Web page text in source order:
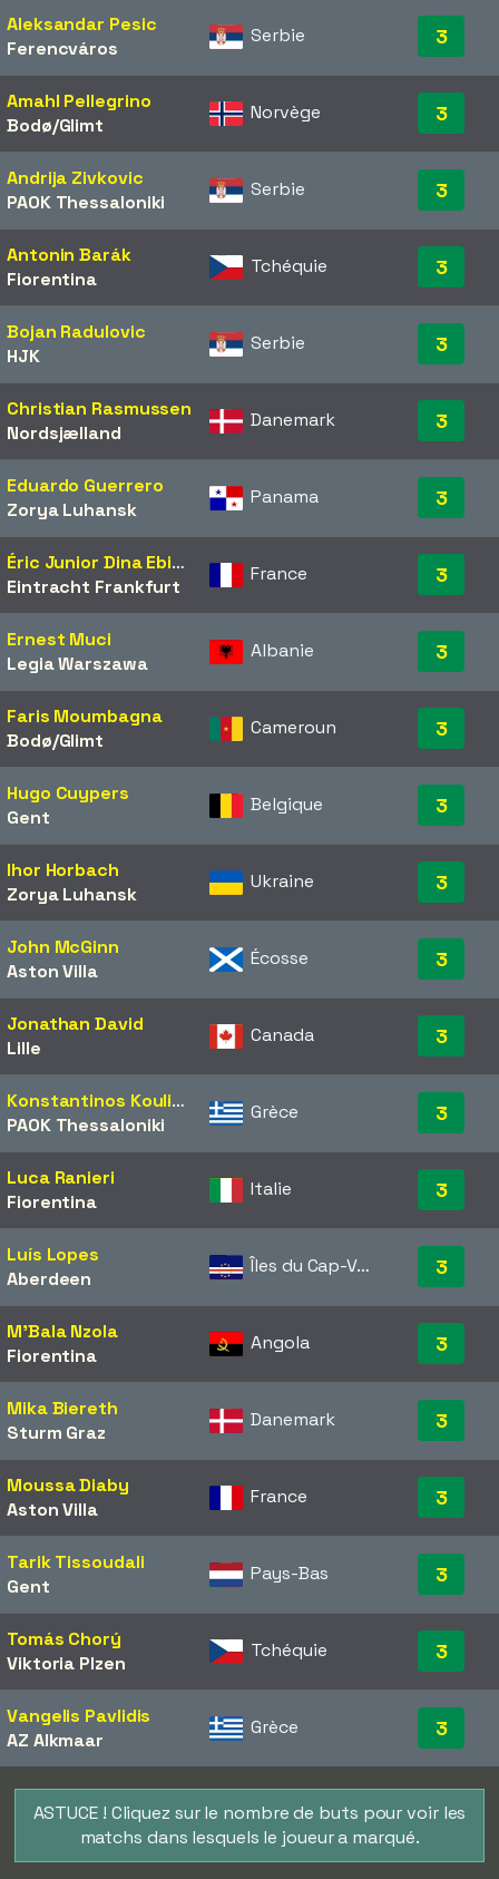
Aleksandar Pesic
Ferencváros
Serbie 3
Amahl Pellegrino
Bodø/Glimt
Norvège 3
Andrija Zivkovic
PAOK Thessaloniki
Serbie 3
Antonin Barák
Fiorentina
Tchéquie 3
Bojan Radulovic
HJK
Serbie 3
Christian Rasmussen
Nordsjælland
Danemark 3
Eduardo Guerrero
Zorya Luhansk
Panama 3
Éric Junior Dina Ebimbe
Eintracht Frankfurt
France 3
Ernest Muci
Legia Warszawa
Albanie 3
Faris Moumbagna
Bodø/Glimt
Cameroun 3
Hugo Cuypers
Gent
Belgique 3
Ihor Horbach
Zorya Luhansk
Ukraine 3
John McGinn
Aston Villa
Écosse 3
Jonathan David
Lille
Canada 3
Konstantinos Koulierakis
PAOK Thessaloniki
Grèce 3
Luca Ranieri
Fiorentina
Italie 3
Luís Lopes
Aberdeen
Îles du Cap-Vert 3
M'Bala Nzola
Fiorentina
Angola 3
Mika Biereth
Sturm Graz
Danemark 3
Moussa Diaby
Aston Villa
France 3
Tarik Tissoudali
Gent
Pays-Bas 3
Tomás Chorý
Viktoria Plzen
Tchéquie 3
Vangelis Pavlidis
AZ Alkmaar
Grèce 3
ASTUCE ! Cliquez sur le nombre de buts pour voir les
matchs dans lesquels le joueur a marqué.